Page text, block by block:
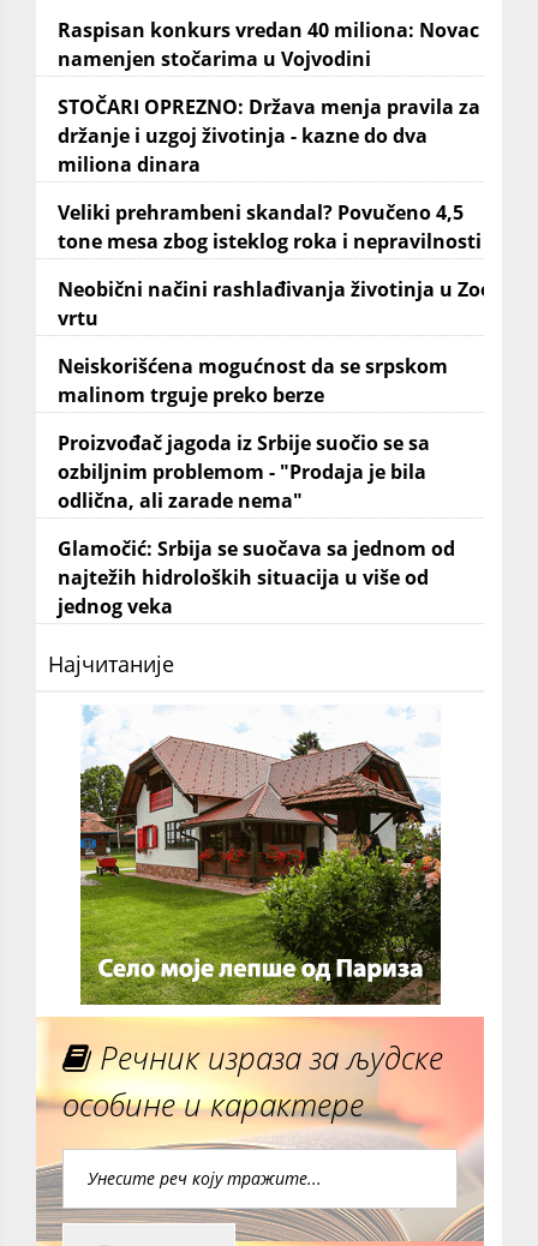
Raspisan konkurs vredan 40 miliona: Novac
namenjen stočarima u Vojvodini
STOČARI OPREZNO: Država menja pravila za
držanje i uzgoj životinja - kazne do dva
miliona dinara
Veliki prehrambeni skandal? Povučeno 4,5
tone mesa zbog isteklog roka i nepravilnosti
Neobični načini rashlađivanja životinja u Zoo
vrtu
Neiskorišćena mogućnost da se srpskom
malinom trguje preko berze
Proizvođač jagoda iz Srbije suočio se sa
ozbiljnim problemom - "Prodaja je bila
odlična, ali zarade nema"
Glamočić: Srbija se suočava sa jednom od
najtežih hidroloških situacija u više od
jednog veka
Најчитаније
Речник израза за људске
особине и карактере